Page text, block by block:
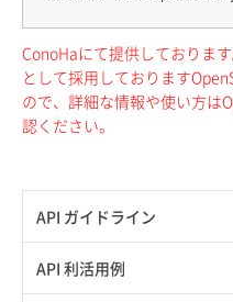
API ガイドライン
APIのご利用について
API 利活用例
ConoHaにて提供しておりま
として採用しております
ので、詳細な情報や使い方は
認ください。